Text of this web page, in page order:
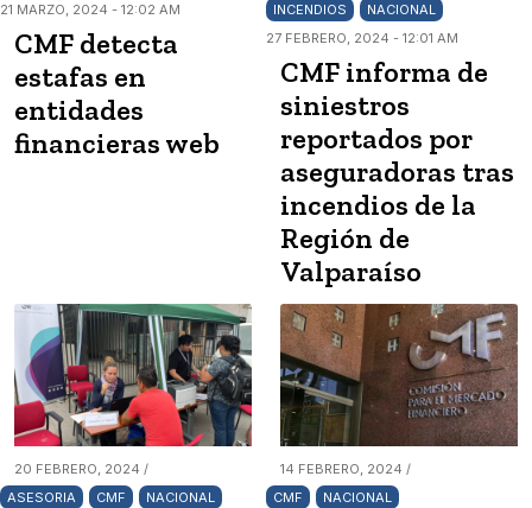
21 MARZO, 2024 - 12:02 AM
CMF detecta
estafas en
entidades
financieras web
INCENDIOS
NACIONAL
27 FEBRERO, 2024 - 12:01 AM
CMF informa de
siniestros
reportados por
aseguradoras tras
incendios de la
Región de
Valparaíso
20 FEBRERO, 2024 /
ASESORIA
CMF
NACIONAL
14 FEBRERO, 2024 /
CMF
NACIONAL